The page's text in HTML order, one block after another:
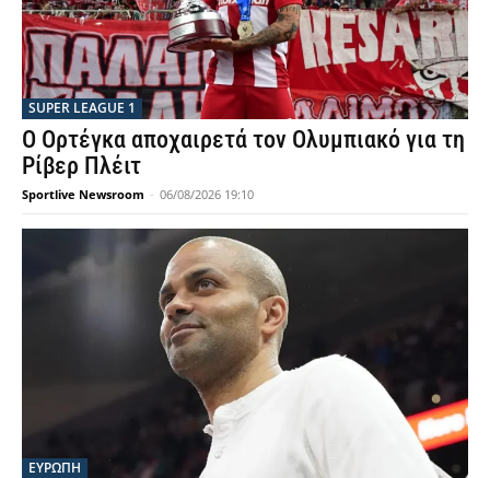
SUPER LEAGUE 1
Ο Ορτέγκα αποχαιρετά τον Ολυμπιακό για τη
Ρίβερ Πλέιτ
Sportlive Newsroom - 06/08/2026 19:10
ΕΥΡΩΠΗ